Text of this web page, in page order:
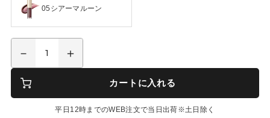
05シアーマルーン
カートに入れる
平日12時までのWEB注文で当日出荷※土日除く